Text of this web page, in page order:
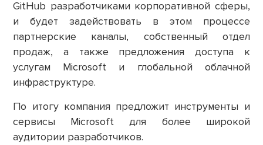
GitHub разработчиками корпоративной сферы,
и будет задействовать в этом процессе
партнерские каналы, собственный отдел
продаж, а также предложения доступа к
услугам Microsoft и глобальной облачной
инфраструктуре.
По итогу компания предложит инструменты и
сервисы Microsoft для более широкой
аудитории разработчиков.